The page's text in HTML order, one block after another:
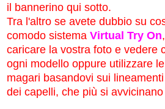
il bannerino qui sotto.
Tra l'altro se avete dubbio su
comodo sistema Virtual Try On
caricare la vostra foto e vedere
ogni modello oppure utilizzare
magari basandovi sui
dei capelli, che più si